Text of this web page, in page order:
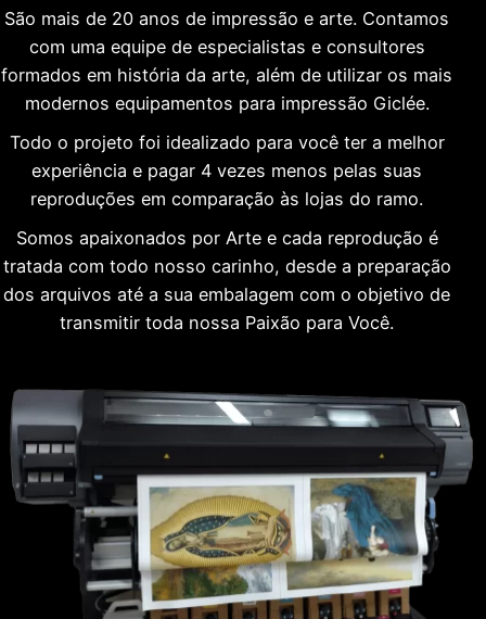
São mais de 20 anos de impressão e arte. Contamos
com uma equipe de especialistas e consultores
formados em história da arte, além de utilizar os mais
modernos equipamentos para impressão Giclée.
Todo o projeto foi idealizado para você ter a melhor
experiência e pagar 4 vezes menos pelas suas
reproduções em comparação às lojas do ramo.
Somos apaixonados por Arte e cada reprodução é
tratada com todo nosso carinho, desde a preparação
dos arquivos até a sua embalagem com o objetivo de
transmitir toda nossa Paixão para Você.